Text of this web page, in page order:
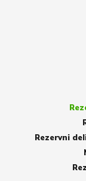
Rezervni